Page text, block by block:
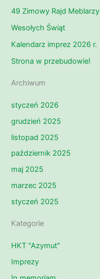
49 Zimowy Rajd Meblarzy
Wesołych Świąt
Kalendarz imprez 2026 r.
Strona w przebudowie!
Archiwum
styczeń 2026
grudzień 2025
listopad 2025
październik 2025
maj 2025
marzec 2025
styczeń 2025
Kategorie
HKT "Azymut"
Imprezy